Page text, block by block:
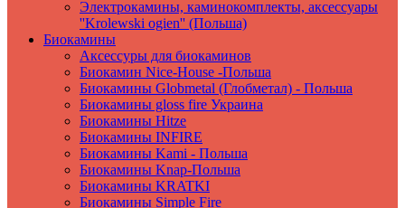
Электрокамины, каминокомплекты, аксессуары
''Krolewski ogien'' (Польша)
Биокамины
Аксессуры для биокаминов
Биокамин Nice-House -Польша
Биокамины Globmetal (Глобметал) - Польша
Биокамины gloss fire Украина
Биокамины Hitze
Биокамины INFIRE
Биокамины Kami - Польша
Биокамины Knap-Польша
Биокамины KRATKI
Биокамины Simple Fire